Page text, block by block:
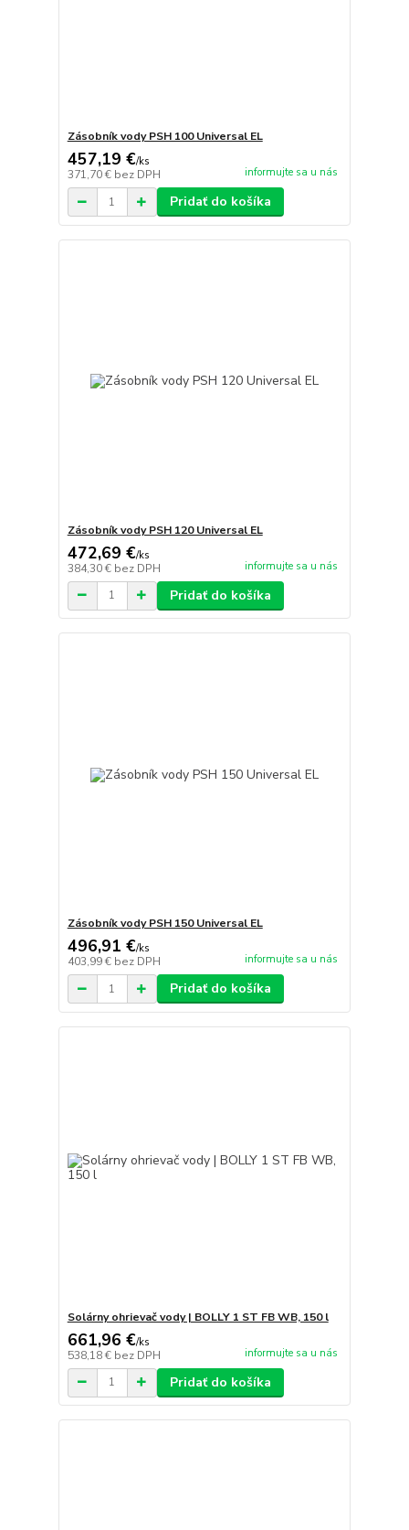
Zásobník vody PSH 100 Universal EL
457,19 €/ks
371,70 € bez DPH informujte sa u nás
Pridať do košíka
Zásobník vody PSH 120 Universal EL
472,69 €/ks
384,30 € bez DPH informujte sa u nás
Pridať do košíka
Zásobník vody PSH 150 Universal EL
496,91 €/ks
403,99 € bez DPH informujte sa u nás
Pridať do košíka
Solárny ohrievač vody | BOLLY 1 ST FB WB, 150 l
661,96 €/ks
538,18 € bez DPH informujte sa u nás
Pridať do košíka